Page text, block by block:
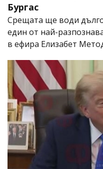
Бургас
Срещата ще води
един от най-
в ефира Елизабет